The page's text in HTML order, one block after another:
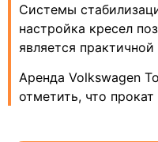
Системы
настройка кресел
является
Аренда Volkswagen
отметить, что